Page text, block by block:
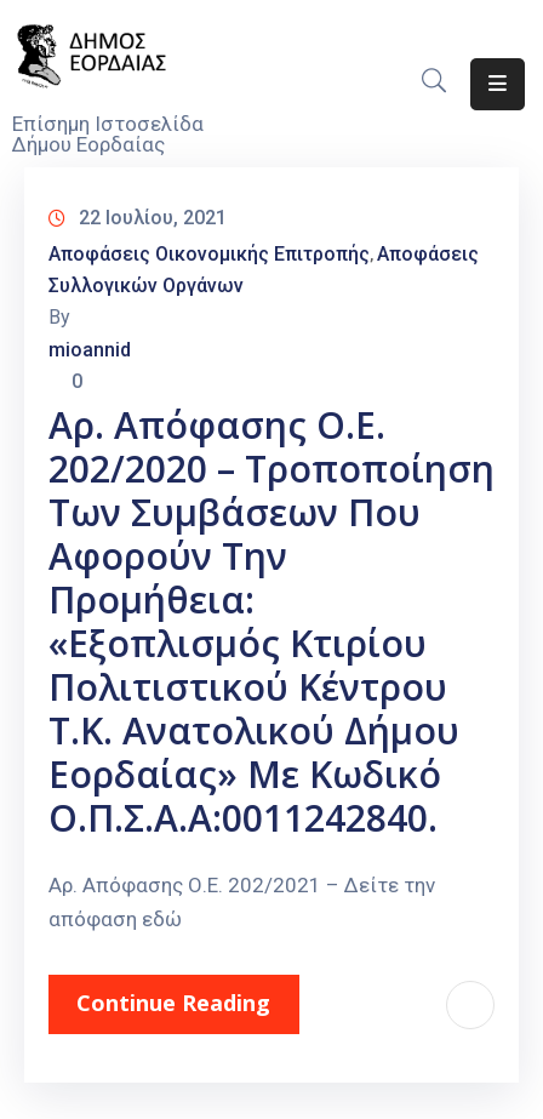
Επίσημη Ιστοσελίδα
Δήμου Εορδαίας
Νέα
Υπηρεσίες
Του
Δήμου
Προσκλήσεις
Αποφάσεις
Τηλέφωνα
Καιρός
22 Ιουλίου, 2021
Αποφάσεις Οικονομικής Επιτροπής‚Αποφάσεις
Συλλογικών Οργάνων
By
mioannid
0
Αρ. Απόφασης Ο.Ε.
202/2020 – Τροποποίηση
Των Συμβάσεων Που
Αφορούν Την
Προμήθεια:
«Εξοπλισμός Κτιρίου
Πολιτιστικού Κέντρου
Τ.Κ. Ανατολικού Δήμου
Εορδαίας» Με Κωδικό
Ο.Π.Σ.Α.Α:0011242840.
Αρ. Απόφασης Ο.Ε. 202/2021 – Δείτε την
απόφαση εδώ
Continue Reading